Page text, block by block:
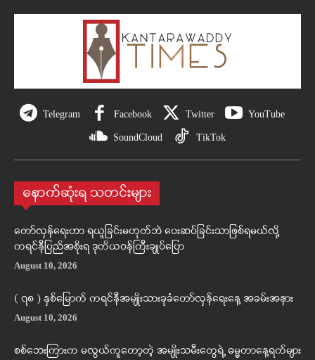
Telegram Facebook Twitter YouTube
SoundCloud TikTok
နောက်ဆုံးရ သတင်းများ
တော်လှန်ရေးဟာ ရယူခြင်းမဟုတ်ဘဲ ပေးဆပ်ခြင်းသာဖြစ်ရမယ်လို့
ကရင်နီပြည်အစိုးရ ဒုတိယဝန်ကြီးချုပ်ပြော
August 10, 2026
( ၇၈ ) နှစ်မြောက် ကရင်နီအမျိုးသားခုခံတော်လှန်ရေးနေ့ အခမ်းအနား
August 10, 2026
စစ်ဘေးကြားက မလွယ်ကူတော့တဲ့ အမျိုးသမီးတွေရဲ့ ဓမ္မတာနေ့ရက်များ